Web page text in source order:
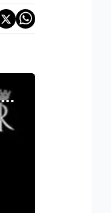
Il presidente Mattarella a Gemona per i 50 anni del terremoto: ecco il suo discorso integrale